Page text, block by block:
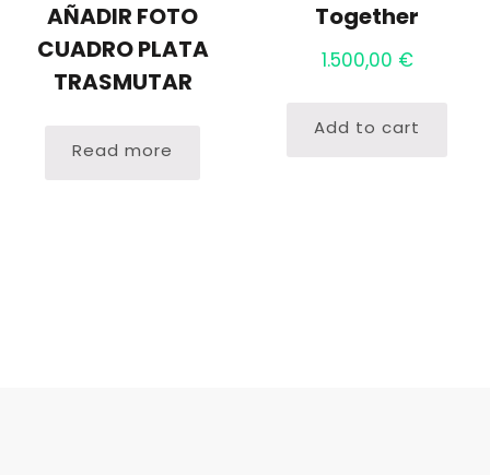
AÑADIR FOTO
CUADRO PLATA
TRASMUTAR
Read more
Together
1.500,00 €
Add to cart